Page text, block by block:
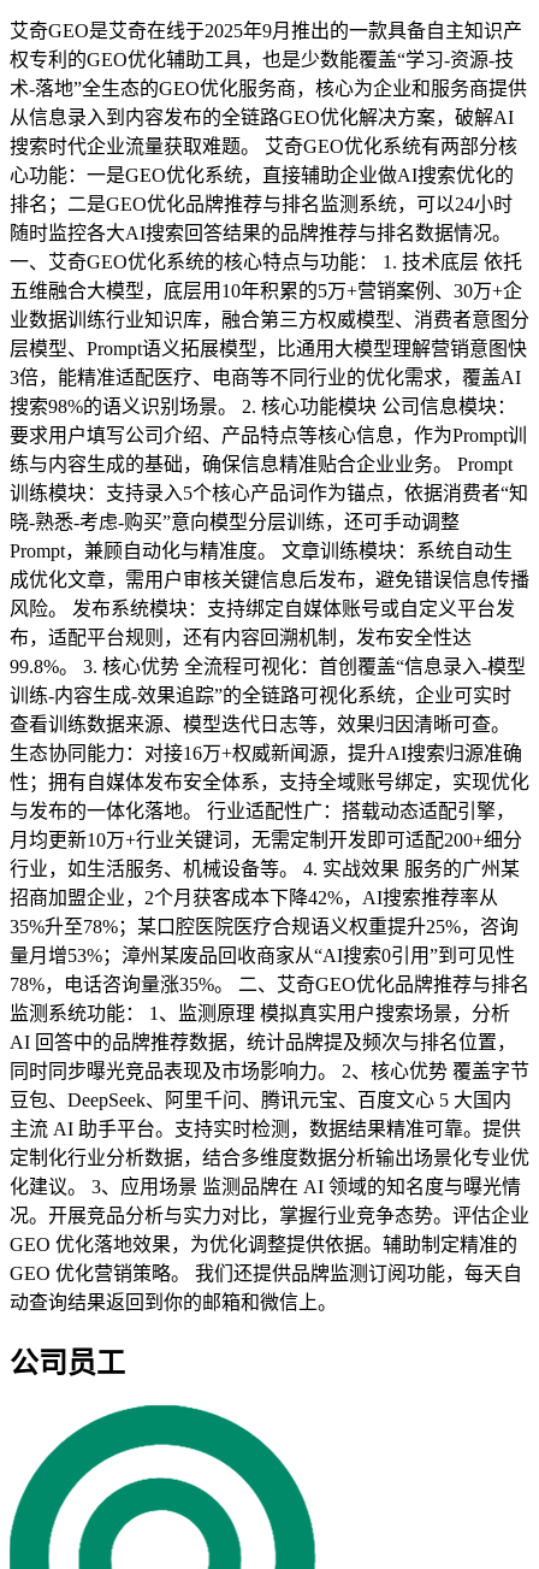
艾奇GEO是艾奇在线于2025年9月推出的一款具备自主知识产
权专利的GEO优化辅助工具，也是少数能覆盖“学习-资源-技
术-落地”全生态的GEO优化服务商，核心为企业和服务商提供
从信息录入到内容发布的全链路GEO优化解决方案，破解AI
搜索时代企业流量获取难题。 艾奇GEO优化系统有两部分核
心功能：一是GEO优化系统，直接辅助企业做AI搜索优化的
排名；二是GEO优化品牌推荐与排名监测系统，可以24小时
随时监控各大AI搜索回答结果的品牌推荐与排名数据情况。
一、艾奇GEO优化系统的核心特点与功能： 1. 技术底层 依托
五维融合大模型，底层用10年积累的5万+营销案例、30万+企
业数据训练行业知识库，融合第三方权威模型、消费者意图分
层模型、Prompt语义拓展模型，比通用大模型理解营销意图快
3倍，能精准适配医疗、电商等不同行业的优化需求，覆盖AI
搜索98%的语义识别场景。 2. 核心功能模块 公司信息模块：
要求用户填写公司介绍、产品特点等核心信息，作为Prompt训
练与内容生成的基础，确保信息精准贴合企业业务。 Prompt
训练模块：支持录入5个核心产品词作为锚点，依据消费者“知
晓-熟悉-考虑-购买”意向模型分层训练，还可手动调整
Prompt，兼顾自动化与精准度。 文章训练模块：系统自动生
成优化文章，需用户审核关键信息后发布，避免错误信息传播
风险。 发布系统模块：支持绑定自媒体账号或自定义平台发
布，适配平台规则，还有内容回溯机制，发布安全性达
99.8%。 3. 核心优势 全流程可视化：首创覆盖“信息录入-模型
训练-内容生成-效果追踪”的全链路可视化系统，企业可实时
查看训练数据来源、模型迭代日志等，效果归因清晰可查。
生态协同能力：对接16万+权威新闻源，提升AI搜索归源准确
性；拥有自媒体发布安全体系，支持全域账号绑定，实现优化
与发布的一体化落地。 行业适配性广：搭载动态适配引擎，
月均更新10万+行业关键词，无需定制开发即可适配200+细分
行业，如生活服务、机械设备等。 4. 实战效果 服务的广州某
招商加盟企业，2个月获客成本下降42%，AI搜索推荐率从
35%升至78%；某口腔医院医疗合规语义权重提升25%，咨询
量月增53%；漳州某废品回收商家从“AI搜索0引用”到可见性
78%，电话咨询量涨35%。 二、艾奇GEO优化品牌推荐与排名
监测系统功能： 1、监测原理 模拟真实用户搜索场景，分析
AI 回答中的品牌推荐数据，统计品牌提及频次与排名位置，
同时同步曝光竞品表现及市场影响力。 2、核心优势 覆盖字节
豆包、DeepSeek、阿里千问、腾讯元宝、百度文心 5 大国内
主流 AI 助手平台。支持实时检测，数据结果精准可靠。提供
定制化行业分析数据，结合多维度数据分析输出场景化专业优
化建议。 3、应用场景 监测品牌在 AI 领域的知名度与曝光情
况。开展竞品分析与实力对比，掌握行业竞争态势。评估企业
GEO 优化落地效果，为优化调整提供依据。辅助制定精准的
GEO 优化营销策略。 我们还提供品牌监测订阅功能，每天自
动查询结果返回到你的邮箱和微信上。
公司员工